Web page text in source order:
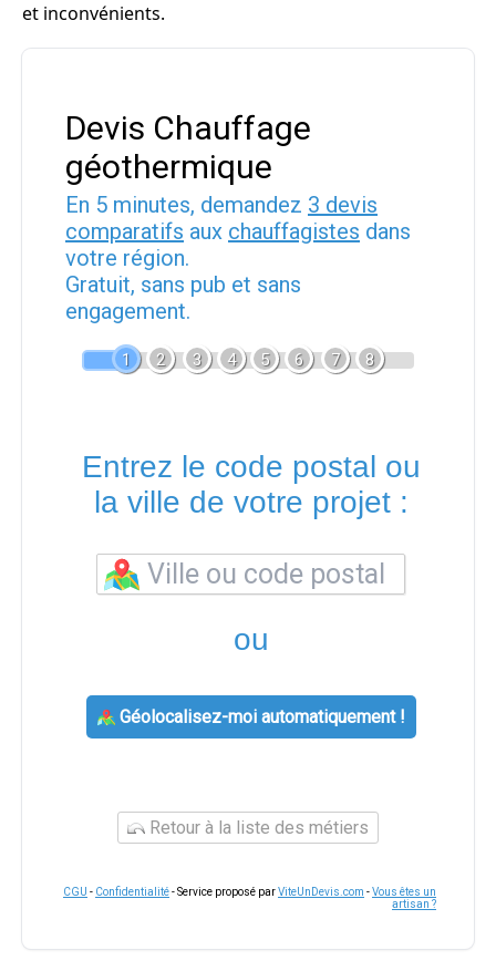
et inconvénients.
Devis Chauffage
géothermique
En 5 minutes, demandez 3 devis
comparatifs aux chauffagistes dans
votre région.
Gratuit, sans pub et sans
engagement.
1 2 3 4 5 6 7 8
Entrez le code postal ou
la ville de votre projet :
ou
Géolocalisez-moi automatiquement !
Retour à la liste des métiers
CGU - Confidentialité- Service proposé parViteUnDevis.com -Vous êtes un
artisan ?